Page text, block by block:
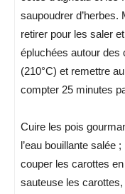
saupoudrer d’herbes.
retirer pour les saler
épluchées autour des
(210°C) et remettre
compter 25 minutes
Cuire les pois
l’eau bouillante salée
couper les carottes
sauteuse les carottes,